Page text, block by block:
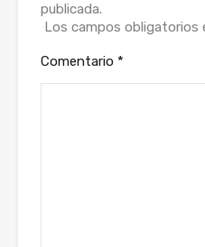
publicada.
Los campos obligatorios
Comentario *